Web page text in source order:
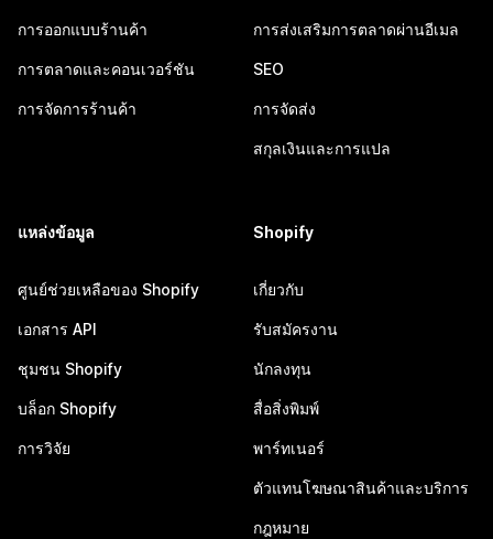
การออกแบบร้านค้า
การตลาดและคอนเวอร์ชัน
การจัดการร้านค้า
การส่งเสริมการตลาดผ่านอีเมล
SEO
การจัดส่ง
สกุลเงินและการแปล
แหล่งข้อมูล
ศูนย์ช่วยเหลือของ Shopify
เอกสาร API
ชุมชน Shopify
บล็อก Shopify
การวิจัย
Shopify
เกี่ยวกับ
รับสมัครงาน
นักลงทุน
สื่อสิ่งพิมพ์
พาร์ทเนอร์
ตัวแทนโฆษณาสินค้าและบริการ
กฎหมาย